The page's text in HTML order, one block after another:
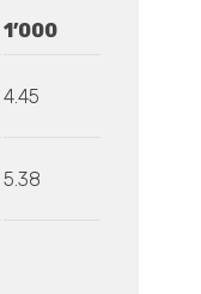
1’000
4.45
5.38